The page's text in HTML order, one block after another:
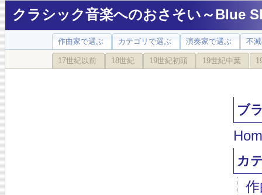
クラシック音楽へのおさそい～Blue
作曲家で選ぶ カテゴリで選ぶ 演奏家で選ぶ 不
17世紀以前 18世紀 19世紀初頭 19世紀中葉
ブ
カ